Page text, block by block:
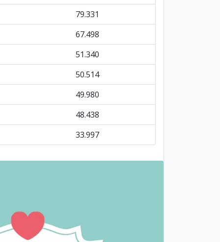
79.331
67.498
51.340
50.514
49.980
48.438
33.997